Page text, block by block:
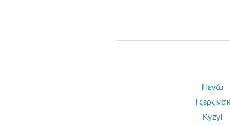
Πένζα
Τζέρζινσκ
Kyzyl